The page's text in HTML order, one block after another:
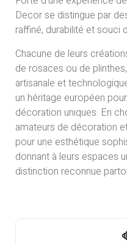
Decor se distingue par
raffiné, durabilité et souci
Chacune de leurs
de rosaces ou de
artisanale et
un héritage européen
décoration uniques. En
amateurs de décoration
pour une esthétique
donnant à leurs espaces
distinction reconnue